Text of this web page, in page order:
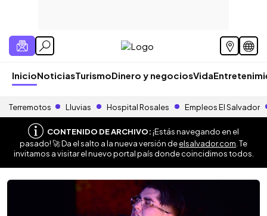
InicioNoticiasTurismoDinero y negociosVida
Terremotos Lluvias Hospital Rosales Empleos El Salvador
CONTENIDO DE ARCHIVO:¡Estás navegando en el
pasado! 🚀 Da el salto a la nueva versión deelsalvador.com . Te
invitamos a visitar el nuevo portal país donde coincidimos todos.